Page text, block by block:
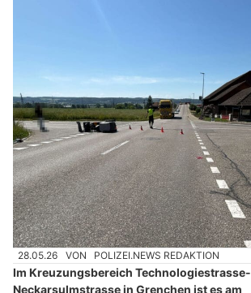
28.05.26 VON POLIZEI.NEWS REDAKTION
Im Kreuzungsbereich Technologiestrasse-
Neckarsulmstrasse in Grenchen ist es am